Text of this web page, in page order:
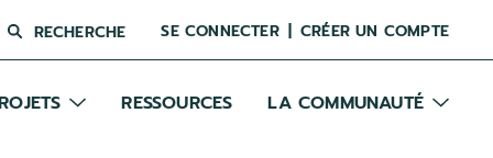
RECHERCHE SE CONNECTER CRÉER UN COMPTE
RESSOURCES LA COMMUNAUTÉ